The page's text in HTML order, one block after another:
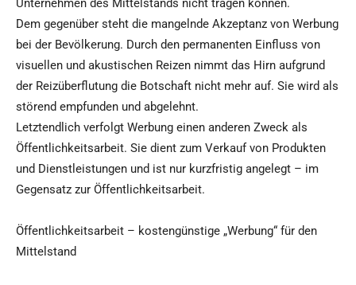
Unternehmen des Mittelstands nicht tragen können.
Dem gegenüber steht die mangelnde Akzeptanz von Werbung
bei der Bevölkerung. Durch den permanenten Einfluss von
visuellen und akustischen Reizen nimmt das Hirn aufgrund
der Reizüberflutung die Botschaft nicht mehr auf. Sie wird als
störend empfunden und abgelehnt.
Letztendlich verfolgt Werbung einen anderen Zweck als
Öffentlichkeitsarbeit. Sie dient zum Verkauf von Produkten
und Dienstleistungen und ist nur kurzfristig angelegt – im
Gegensatz zur Öffentlichkeitsarbeit.
Öffentlichkeitsarbeit – kostengünstige „Werbung“ für den
Mittelstand